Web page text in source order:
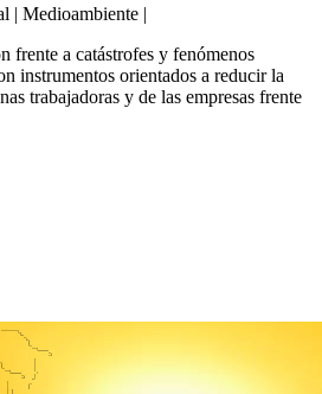
| Medioambiente |
frente a catástrofes y fenómenos
instrumentos orientados a reducir la
trabajadoras y de las empresas frente